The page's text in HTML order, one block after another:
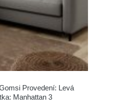
Provedení: Levá
Manhattan 3